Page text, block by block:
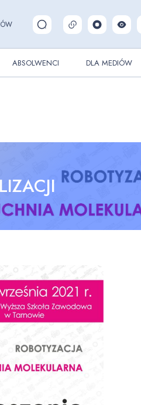
Pokaż/ukryj wyszukiwarkę
ABSOLWENCI DLA MEDIÓW